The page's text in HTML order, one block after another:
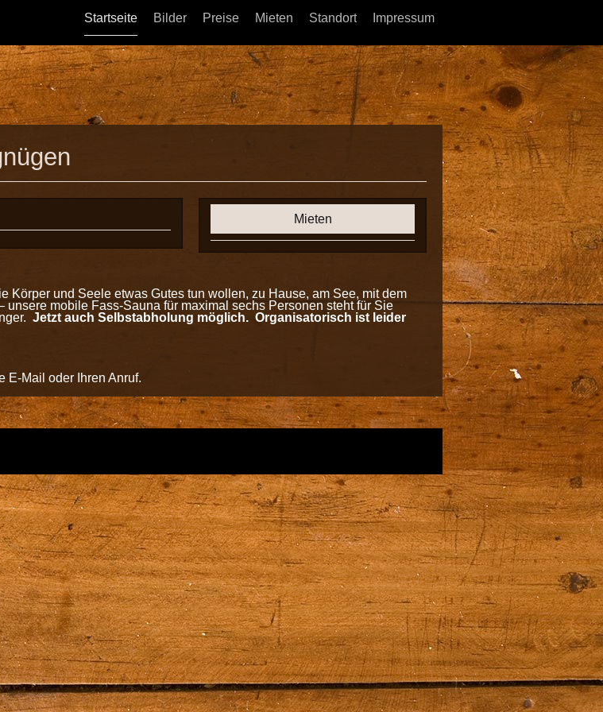
Startseite Bilder Preise Mieten Standort Impressum
Mieten
Körper und Seele etwas Gutes tun wollen, zu Hause, am See, mit dem
mobile Fass-Sauna für maximal sechs Personen steht für Sie
Jetzt auch Selbstabholung möglich. Organisatorisch ist leider
E-Mail oder Ihren Anruf.